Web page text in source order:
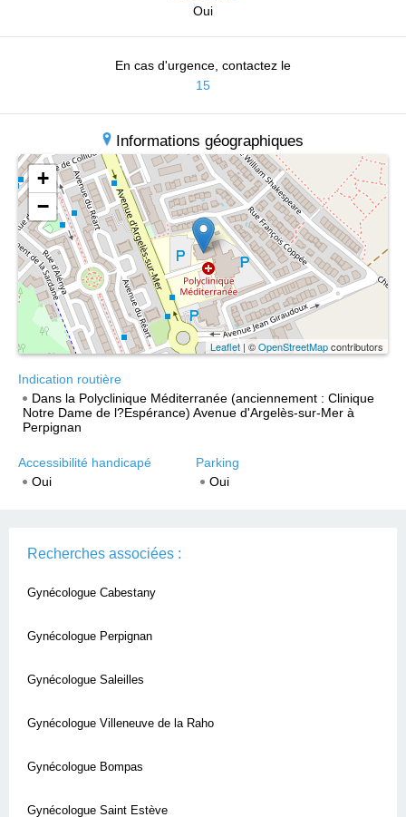
Oui
En cas d'urgence, contactez le
15
Informations géographiques
+
−
Leaflet | ©OpenStreetMapcontributors
Indication routière
Dans la Polyclinique Méditerranée (anciennement : Clinique
Notre Dame de l?Espérance) Avenue d'Argelès-sur-Mer à
Perpignan
Accessibilité handicapé
Oui
Parking
Oui
Recherches associées :
Gynécologue Cabestany
Gynécologue Perpignan
Gynécologue Saleilles
Gynécologue Villeneuve de la Raho
Gynécologue Bompas
Gynécologue Saint Estève